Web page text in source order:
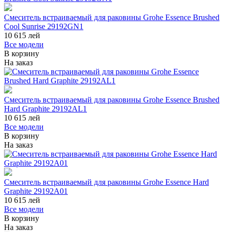
Смеситель встраиваемый для раковины Grohe Essence Brushed
Cool Sunrise 29192GN1
10 615 лей
Все модели
В корзину
На заказ
Смеситель встраиваемый для раковины Grohe Essence Brushed
Hard Graphite 29192AL1
10 615 лей
Все модели
В корзину
На заказ
Смеситель встраиваемый для раковины Grohe Essence Hard
Graphite 29192A01
10 615 лей
Все модели
В корзину
На заказ